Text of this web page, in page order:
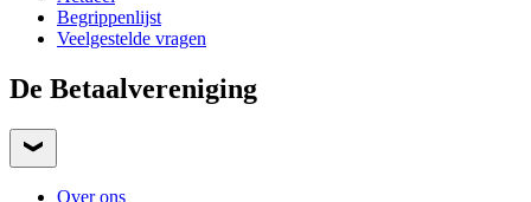
Begrippenlijst
Veelgestelde vragen
De Betaalvereniging
Over ons